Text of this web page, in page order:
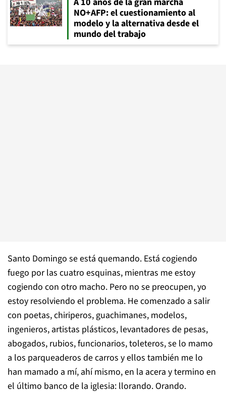
NO+AFP: el cuestionamiento al
modelo y la alternativa desde el
mundo del trabajo
Santo Domingo se está quemando. Está cogiendo
fuego por las cuatro esquinas, mientras me estoy
cogiendo con otro macho. Pero no se preocupen, yo
estoy resolviendo el problema. He comenzado a salir
con poetas, chiriperos, guachimanes, modelos,
ingenieros, artistas plásticos, levantadores de pesas,
abogados, rubios, funcionarios, toleteros, se lo mamo
a los parqueaderos de carros y ellos también me lo
han mamado a mí, ahí mismo, en la acera y termino en
el último banco de la iglesia: llorando. Orando.